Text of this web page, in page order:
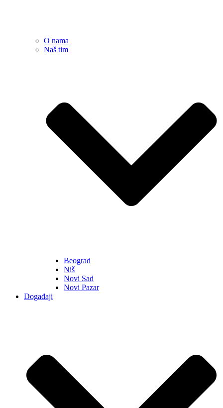
O nama
Naš tim
Beograd
Niš
Novi Sad
Novi Pazar
Događaji